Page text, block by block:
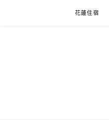
花蓮住宿